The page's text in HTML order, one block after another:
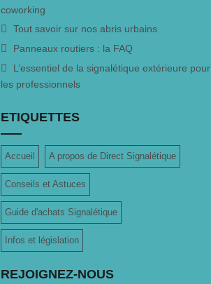
coworking
Tout savoir sur nos abris urbains
Panneaux routiers : la FAQ
L’essentiel de la signalétique extérieure pour
les professionnels
ETIQUETTES
Accueil A propos de Direct Signalétique
Conseils et Astuces
Guide d'achats Signalétique
Infos et législation
REJOIGNEZ-NOUS